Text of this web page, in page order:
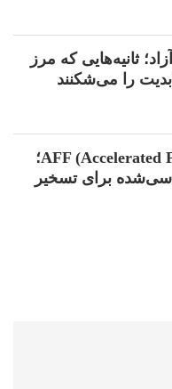
ثانیه‌هایی که مرز
را می‌شکنند
دوره AFF (Accelerated Freefall)؛
برای تسخیر